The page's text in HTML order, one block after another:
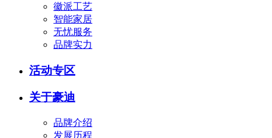
徽派工艺
智能家居
无忧服务
品牌实力
活动专区
关于豪迪
品牌介绍
发展历程